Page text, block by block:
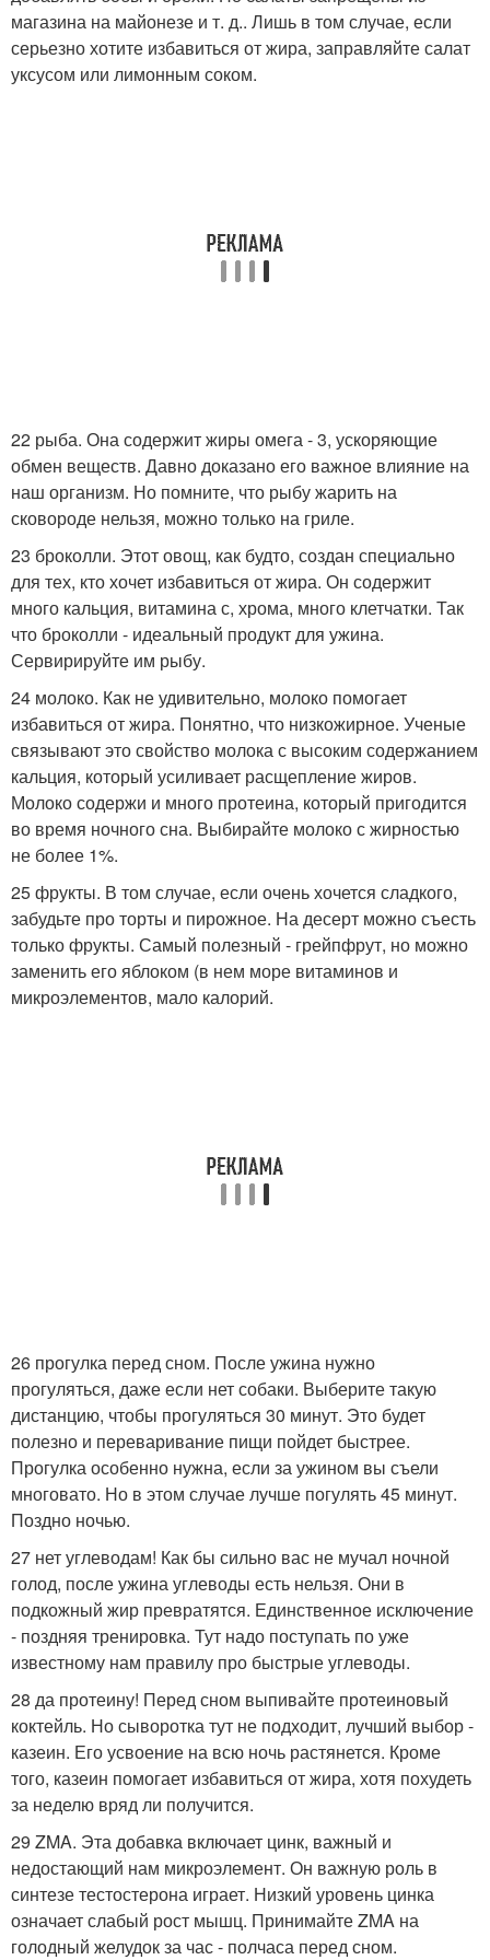
магазина на майонезе и т. д.. Лишь в том случае, если
серьезно хотите избавиться от жира, заправляйте салат
уксусом или лимонным соком.
22 рыба. Она содержит жиры омега - 3, ускоряющие
обмен веществ. Давно доказано его важное влияние на
наш организм. Но помните, что рыбу жарить на
сковороде нельзя, можно только на гриле.
23 броколли. Этот овощ, как будто, создан специально
для тех, кто хочет избавиться от жира. Он содержит
много кальция, витамина с, хрома, много клетчатки. Так
что броколли - идеальный продукт для ужина.
Сервирируйте им рыбу.
24 молоко. Как не удивительно, молоко помогает
избавиться от жира. Понятно, что низкожирное. Ученые
связывают это свойство молока с высоким содержанием
кальция, который усиливает расщепление жиров.
Молоко содержи и много протеина, который пригодится
во время ночного сна. Выбирайте молоко с жирностью
не более 1%.
25 фрукты. В том случае, если очень хочется сладкого,
забудьте про торты и пирожное. На десерт можно съесть
только фрукты. Самый полезный - грейпфрут, но можно
заменить его яблоком (в нем море витаминов и
микроэлементов, мало калорий.
26 прогулка перед сном. После ужина нужно
прогуляться, даже если нет собаки. Выберите такую
дистанцию, чтобы прогуляться 30 минут. Это будет
полезно и переваривание пищи пойдет быстрее.
Прогулка особенно нужна, если за ужином вы съели
многовато. Но в этом случае лучше погулять 45 минут.
Поздно ночью.
27 нет углеводам! Как бы сильно вас не мучал ночной
голод, после ужина углеводы есть нельзя. Они в
подкожный жир превратятся. Единственное исключение
- поздняя тренировка. Тут надо поступать по уже
известному нам правилу про быстрые углеводы.
28 да протеину! Перед сном выпивайте протеиновый
коктейль. Но сыворотка тут не подходит, лучший выбор -
казеин. Его усвоение на всю ночь растянется. Кроме
того, казеин помогает избавиться от жира, хотя похудеть
за неделю вряд ли получится.
29 ZMA. Эта добавка включает цинк, важный и
недостающий нам микроэлемент. Он важную роль в
синтезе тестостерона играет. Низкий уровень цинка
означает слабый рост мышц. Принимайте ZMA на
голодный желудок за час - полчаса перед сном.